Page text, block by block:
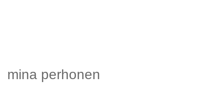
mina perhonen